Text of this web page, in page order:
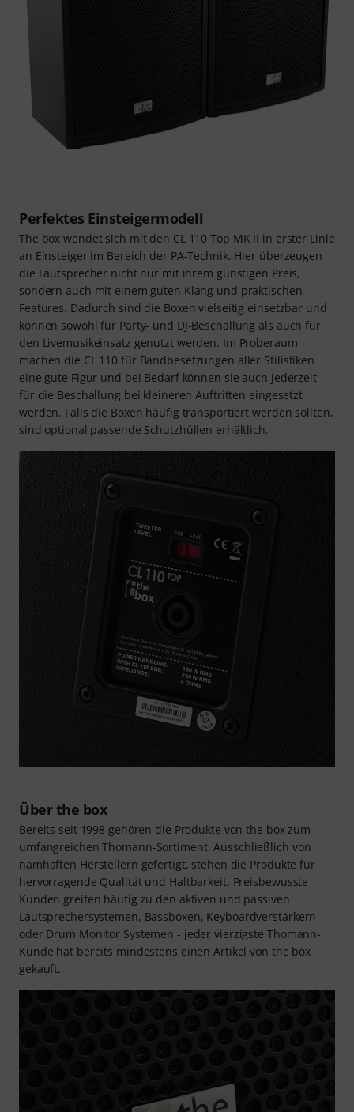
Perfektes Einsteigermodell
The box wendet sich mit den CL 110 Top MK II in erster Linie
an Einsteiger im Bereich der PA-Technik. Hier überzeugen
die Lautsprecher nicht nur mit ihrem günstigen Preis,
sondern auch mit einem guten Klang und praktischen
Features. Dadurch sind die Boxen vielseitig einsetzbar und
können sowohl für Party- und DJ-Beschallung als auch für
den Livemusikeinsatz genutzt werden. Im Proberaum
machen die CL 110 für Bandbesetzungen aller Stilistiken
eine gute Figur und bei Bedarf können sie auch jederzeit
für die Beschallung bei kleineren Auftritten eingesetzt
werden. Falls die Boxen häufig transportiert werden sollten,
sind optional passende Schutzhüllen erhältlich.
Über the box
Bereits seit 1998 gehören die Produkte von the box zum
umfangreichen Thomann-Sortiment. Ausschließlich von
namhaften Herstellern gefertigt, stehen die Produkte für
hervorragende Qualität und Haltbarkeit. Preisbewusste
Kunden greifen häufig zu den aktiven und passiven
Lautsprechersystemen, Bassboxen, Keyboardverstärkern
oder Drum Monitor Systemen - jeder vierzigste Thomann-
Kunde hat bereits mindestens einen Artikel von the box
gekauft.